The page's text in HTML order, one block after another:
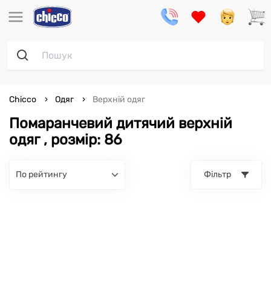
Помаранчевий дитячий верхній
одяг , розмір: 86
Chicco Одяг Верхній одяг
по рейтингу Фільтр